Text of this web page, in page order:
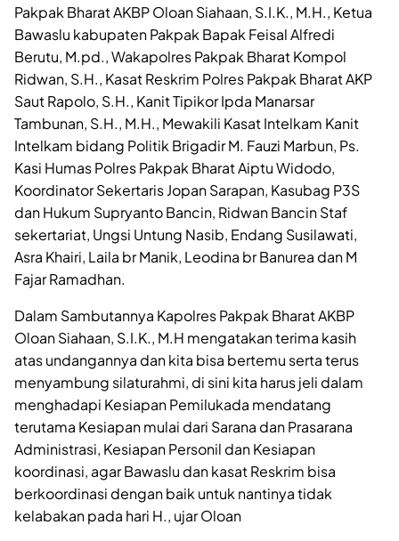
Pakpak Bharat AKBP Oloan Siahaan, S.I.K., M.H., Ketua
Bawaslu kabupaten Pakpak Bapak Feisal Alfredi
Berutu, M.pd., Wakapolres Pakpak Bharat Kompol
Ridwan, S.H., Kasat Reskrim Polres Pakpak Bharat AKP
Saut Rapolo, S.H., Kanit Tipikor Ipda Manarsar
Tambunan, S.H., M.H., Mewakili Kasat Intelkam Kanit
Intelkam bidang Politik Brigadir M. Fauzi Marbun, Ps.
Kasi Humas Polres Pakpak Bharat Aiptu Widodo,
Koordinator Sekertaris Jopan Sarapan, Kasubag P3S
dan Hukum Supryanto Bancin, Ridwan Bancin Staf
sekertariat, Ungsi Untung Nasib, Endang Susilawati,
Asra Khairi, Laila br Manik, Leodina br Banurea dan M
Fajar Ramadhan.
Dalam Sambutannya Kapolres Pakpak Bharat AKBP
Oloan Siahaan, S.I.K., M.H mengatakan terima kasih
atas undangannya dan kita bisa bertemu serta terus
menyambung silaturahmi, di sini kita harus jeli dalam
menghadapi Kesiapan Pemilukada mendatang
terutama Kesiapan mulai dari Sarana dan Prasarana
Administrasi, Kesiapan Personil dan Kesiapan
koordinasi, agar Bawaslu dan kasat Reskrim bisa
berkoordinasi dengan baik untuk nantinya tidak
kelabakan pada hari H., ujar Oloan